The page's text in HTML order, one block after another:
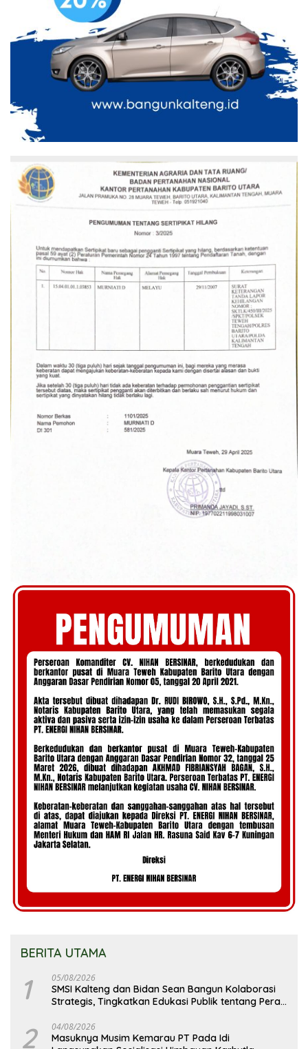
BERITA UTAMA
1 05/08/2026
SMSI Kalteng dan Bidan Sean Bangun Kolaborasi
Strategis, Tingkatkan Edukasi Publik tentang Peran
2 04/08/2026
Masuknya Musim Kemarau PT Pada Idi